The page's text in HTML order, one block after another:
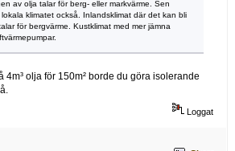
av olja talar för berg- eller markvärme. Sen
klimatet också. Inlandsklimat där det kan bli
för bergvärme. Kustklimat med mer jämna
4m³ olja för 150m² borde du göra isolerande
Loggat